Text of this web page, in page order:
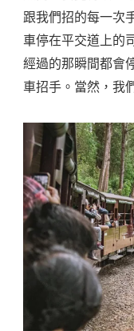
跟我們招的每一次
車停在平交道上的
經過的那瞬間都會
車招手。當然，我